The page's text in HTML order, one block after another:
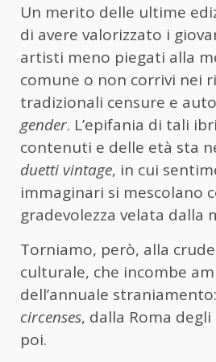
Un merito delle ultime
di avere valorizzato i
artisti meno piegati alla
comune o non corrivi nei
tradizionali censure e
gender. L’epifania di tali
contenuti e delle età sta
duetti vintage, in cui
immaginari si mescolano
gradevolezza velata dalla
Torniamo, però, alla
culturale, che incombe
dell’annuale straniamento:
circenses, dalla Roma
poi.